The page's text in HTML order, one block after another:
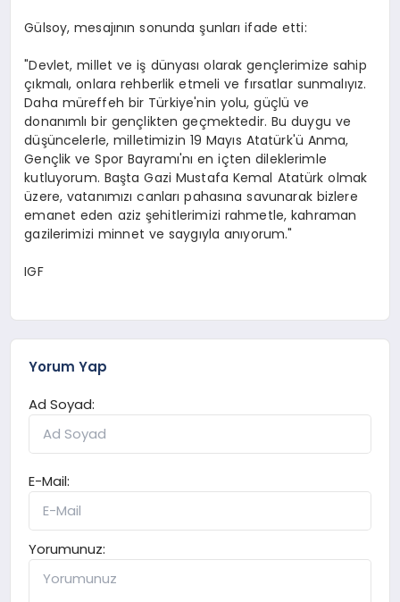
Gülsoy, mesajının sonunda şunları ifade etti:
"Devlet, millet ve iş dünyası olarak gençlerimize sahip
çıkmalı, onlara rehberlik etmeli ve fırsatlar sunmalıyız.
Daha müreffeh bir Türkiye'nin yolu, güçlü ve
donanımlı bir gençlikten geçmektedir. Bu duygu ve
düşüncelerle, milletimizin 19 Mayıs Atatürk'ü Anma,
Gençlik ve Spor Bayramı'nı en içten dileklerimle
kutluyorum. Başta Gazi Mustafa Kemal Atatürk olmak
üzere, vatanımızı canları pahasına savunarak bizlere
emanet eden aziz şehitlerimizi rahmetle, kahraman
gazilerimizi minnet ve saygıyla anıyorum."
IGF
Yorum Yap
Ad Soyad:
E-Mail:
Yorumunuz: